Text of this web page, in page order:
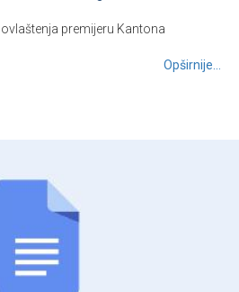
premijeru Kantona
Opširnije...